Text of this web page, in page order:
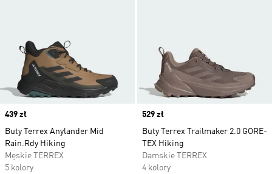
Price
439 zł
Buty Terrex Anylander Mid
Rain.Rdy Hiking
Męskie TERREX
5 kolory
Price
529 zł
Buty Terrex Trailmaker 2.0 GORE-
TEX Hiking
Damskie TERREX
4 kolory